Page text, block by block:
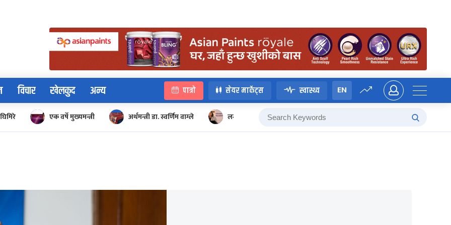
विचार खेलकुद अन्य पात्रो सेयर मार्केट्स स्वास्थ्य EN
एक वर्षे मुख्यमन्त्री अर्थमन्त्री डा. स्वर्णिम वाग्ले लगानी बोर्ड